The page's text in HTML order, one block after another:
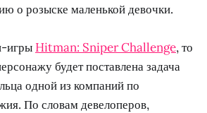
о розыске маленькой девочки.
игры Hitman: Sniper Challenge, то
будет поставлена задача
одной из компаний по
По словам девелоперов,